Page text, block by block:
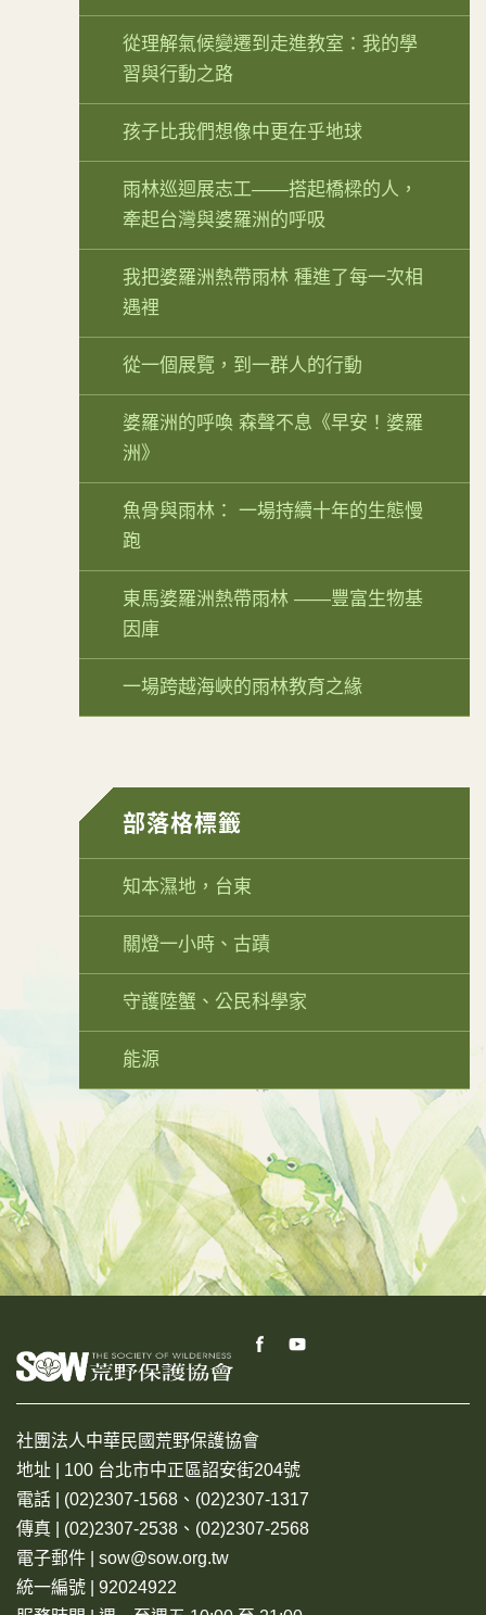
從理解氣候變遷到走進教室：我的學
習與行動之路
孩子比我們想像中更在乎地球
雨林巡迴展志工——搭起橋樑的人，
牽起台灣與婆羅洲的呼吸
我把婆羅洲熱帶雨林 種進了每一次相
遇裡
從一個展覽，到一群人的行動
婆羅洲的呼喚 森聲不息《早安！婆羅
洲》
魚骨與雨林： 一場持續十年的生態慢
跑
東馬婆羅洲熱帶雨林 ——豐富生物基
因庫
一場跨越海峽的雨林教育之緣
部落格標籤
知本濕地，台東
關燈一小時、古蹟
守護陸蟹、公民科學家
能源
社團法人中華民國荒野保護協會
地址 | 100 台北市中正區詔安街204號
電話 | (02)2307-1568、(02)2307-1317
傳真 | (02)2307-2538、(02)2307-2568
電子郵件 | sow@sow.org.tw
統一編號 | 92024922